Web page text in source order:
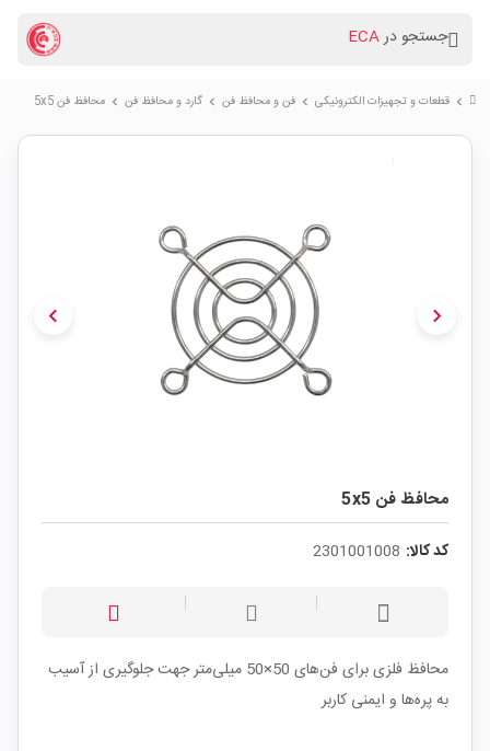
جستجو درECA
chevron_right قطعات و تجهیزات الکترونیکی chevron_right فن و محافظ فن chevron_right گارد و محافظ فن chevron_right محافظ فن 5x5
chevron_left chevron_right
محافظ فن 5x5
کد کالا: 2301001008
محافظ فلزی برای فن‌های 50×50 میلی‌متر جهت جلوگیری از آسیب
به پره‌ها و ایمنی کاربر